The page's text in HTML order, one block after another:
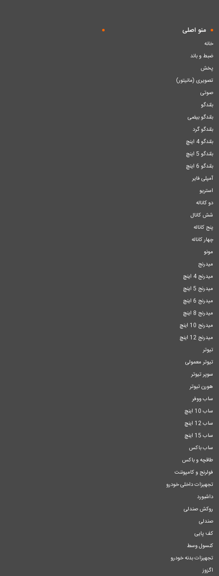
منو اصلی
خانه
ضبط و باند
پخش
تصویری (مانیتور)
صوتی
بلندگو
بلندگو بیضی
بلندگو گرد
بلندگو 4 اینچ
بلندگو 5 اینچ
بلندگو 6 اینچ
آمپلی فایر
استریو
دو کاناله
شش کانال
پنج کاناله
چهار کاناله
مونو
میدرنج
میدرنج 4 اینچ
میدرنج 5 اینچ
میدرنج 6 اینچ
میدرنج 8 اینچ
میدرنج 10 اینچ
میدرنج 12 اینچ
تیوتر
تیوتر معمولی
سوپر تیوتر
هورن تیوتر
ساب ووفر
ساب 10 اینچ
ساب 12 اینچ
ساب 15 اینچ
ساب باکس
طاقچه و باکس
فولرنج و کامپوننت
تجهیزات داخلی خودرو
داشبورد
روکش صندلی
صندلی
کف پایی
کنسول وسط
تجهیزات بدنه خودرو
اگزوز